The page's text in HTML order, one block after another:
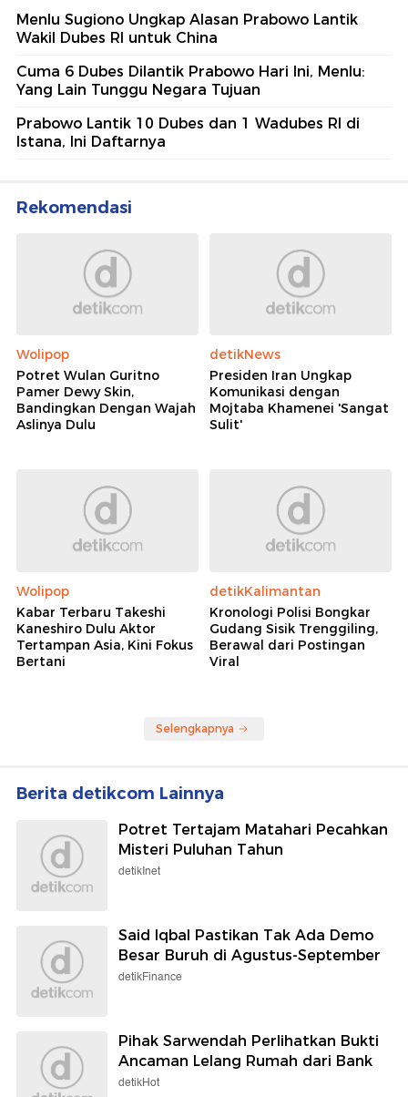
Menlu Sugiono Ungkap Alasan Prabowo Lantik
Wakil Dubes RI untuk China
Cuma 6 Dubes Dilantik Prabowo Hari Ini, Menlu:
Yang Lain Tunggu Negara Tujuan
Prabowo Lantik 10 Dubes dan 1 Wadubes RI di
Istana, Ini Daftarnya
Rekomendasi
Wolipop
Potret Wulan Guritno
Pamer Dewy Skin,
Bandingkan Dengan Wajah
Aslinya Dulu
detikNews
Presiden Iran Ungkap
Komunikasi dengan
Mojtaba Khamenei 'Sangat
Sulit'
Wolipop
Kabar Terbaru Takeshi
Kaneshiro Dulu Aktor
Tertampan Asia, Kini Fokus
Bertani
detikKalimantan
Kronologi Polisi Bongkar
Gudang Sisik Trenggiling,
Berawal dari Postingan
Viral
Selengkapnya
Berita detikcom Lainnya
Potret Tertajam Matahari Pecahkan
Misteri Puluhan Tahun
detikInet
Said Iqbal Pastikan Tak Ada Demo
Besar Buruh di Agustus-September
detikFinance
Pihak Sarwendah Perlihatkan Bukti
Ancaman Lelang Rumah dari Bank
detikHot